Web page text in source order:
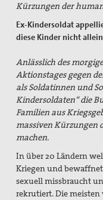
Kürzungen der
Ex-Kindersoldat
diese Kinder nicht
Anlässlich des
Aktionstages gegen
als Soldatinnen und
Kindersoldaten“ die
Familien aus
massiven Kürzungen
machen.
In über 20 Ländern
Kriegen und
sexuell missbraucht
rekrutiert. Die